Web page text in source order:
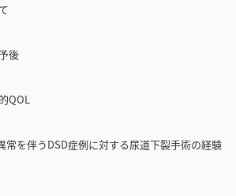
後
QOL
を伴うDSD症例に対する尿道下裂手術の経験